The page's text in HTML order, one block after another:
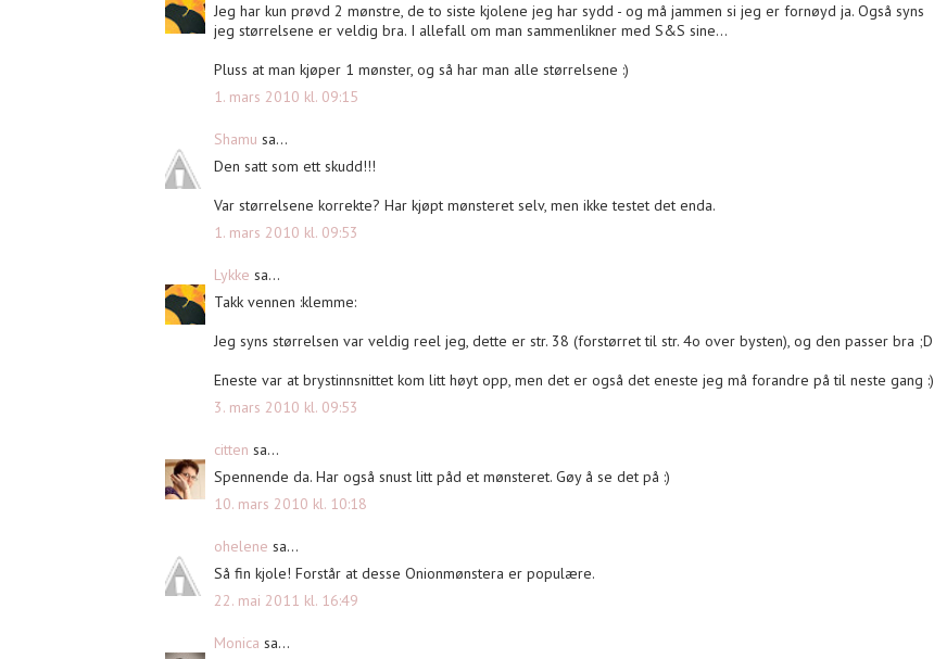
Jeg har kun prøvd 2 mønstre, de to siste kjolene jeg har sydd - og må jammen si jeg er fornøyd ja. Også syns
jeg størrelsene er veldig bra. I allefall om man sammenlikner med S&S sine...
Pluss at man kjøper 1 mønster, og så har man alle størrelsene :)
1. mars 2010 kl. 09:15
Shamu sa...
Den satt som ett skudd!!!
Var størrelsene korrekte? Har kjøpt mønsteret selv, men ikke testet det enda.
1. mars 2010 kl. 09:53
Lykke sa...
Takk vennen :klemme:
Jeg syns størrelsen var veldig reel jeg, dette er str. 38 (forstørret til str. 4o over bysten), og den passer bra ;D
Eneste var at brystinnsnittet kom litt høyt opp, men det er også det eneste jeg må forandre på til neste gang :)
3. mars 2010 kl. 09:53
citten sa...
Spennende da. Har også snust litt påd et mønsteret. Gøy å se det på :)
10. mars 2010 kl. 10:18
ohelene sa...
Så fin kjole! Forstår at desse Onionmønstera er populære.
22. mai 2011 kl. 16:49
Monica sa...